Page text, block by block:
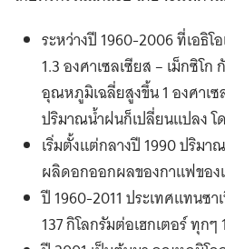
ระหว่างปี 1960-2006 ที่เอธิ
1.3 องศาเซลเซียส – เม็กซิโ
อุณหภูมิเฉลี่ยสูงขึ้น 1 องศาเ
ปริมาณน้ำฝนก็เปลี่ยนแปลง โ
เริ่มตั้งแต่กลางปี 1990 ปริม
ผลิดอกออกผลของกาแฟของ
ปี 1960-2011 ประเทศแทน
137 กิโลกรัมต่อเฮกเตอร์ ทุก